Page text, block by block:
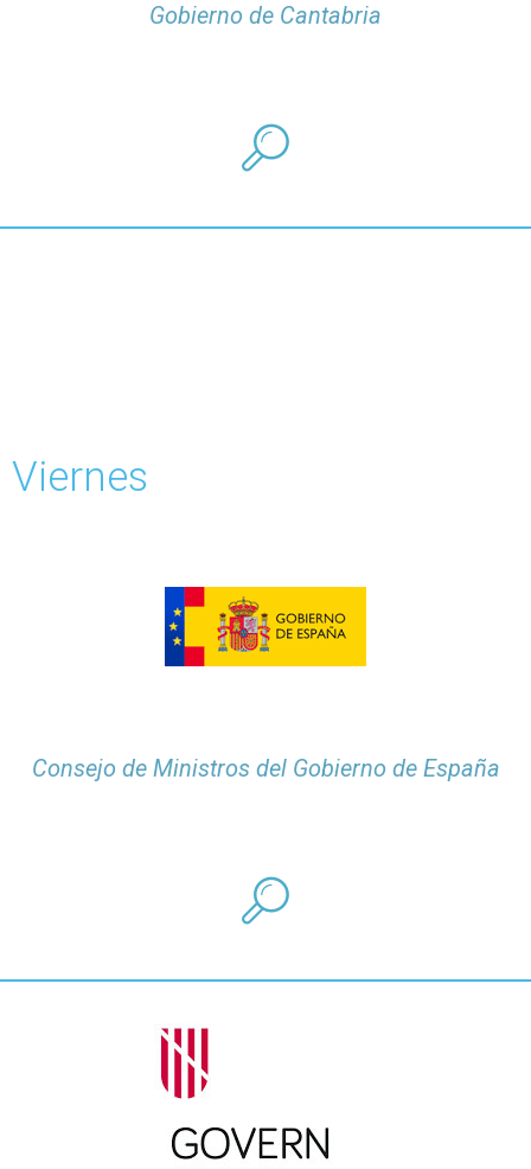
Gobierno de Cantabria
Viernes
Consejo de Ministros del Gobierno de España